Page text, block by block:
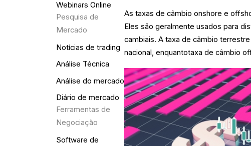
Webinars Online
Pesquisa de
Mercado
Notícias de trading
Análise Técnica
Análise do mercado
Diário de mercado
Ferramentas de
Negociação
Software de
As taxas de câmbio onshore e
Eles são geralmente usados para
cambiais. A taxa de câmbio
nacional, enquantotaxa de câmbio